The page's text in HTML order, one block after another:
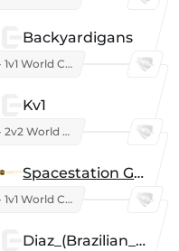
Backyardigans
RLCS 2026 - 1v1 World Championship
Kv1
RLCS 2026 - 2v2 World Championship
Spacestation Gaming
RLCS 2026 - 1v1 World Championship
Diaz_(Brazilian_Player)